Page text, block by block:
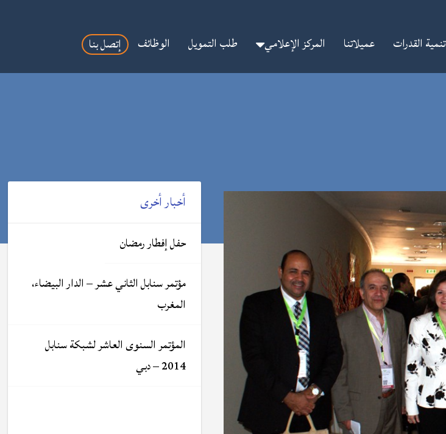
تنمية القدرات عميلاتنا المركز الإعلامي طلب التمويل الوظائف إتصل بنا
أخبار أخرى
حفل إفطار رمضان
مؤتمر سنابل الثاني عشر – الدار البيضاء،
المغرب
المؤتمر السنوى العاشر لشبكة سنابل
2014 – دبي